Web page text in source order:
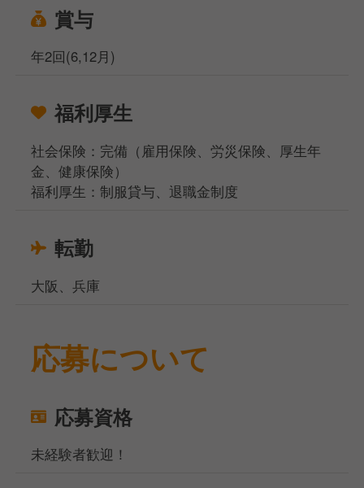
賞与
年2回(6,12月)
福利厚生
社会保険：完備（雇用保険、労災保険、厚生年
金、健康保険）
福利厚生：制服貸与、退職金制度
転勤
大阪、兵庫
応募について
応募資格
未経験者歓迎！